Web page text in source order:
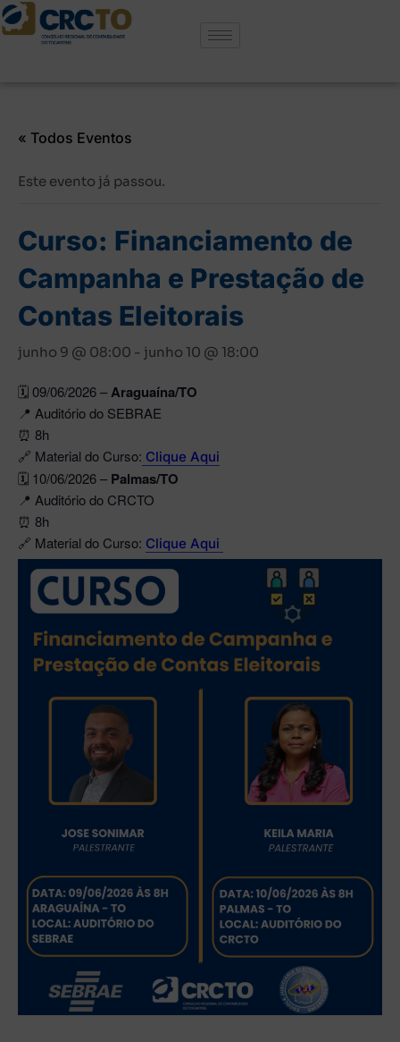
« Todos Eventos
Este evento já passou.
Curso: Financiamento de
Campanha e Prestação de
Contas Eleitorais
junho 9 @ 08:00 - junho 10 @ 18:00
🗓️ 09/06/2026 –Araguaína/TO
📍 Auditório do SEBRAE
⏰ 8h
🔗 Material do Curso: Clique Aqui
🗓️ 10/06/2026 – Palmas/TO
📍 Auditório do CRCTO
⏰ 8h
🔗 Material do Curso: Clique Aqui